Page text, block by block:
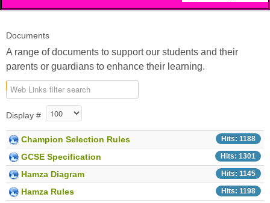
Documents
A range of documents to support our students and their
parents or guardians to enhance their learning.
Unpublished COM_WEBLINKS_1_FILTER_LABEL
Display #
Hits: 1188
Champion Selection Rules
Hits: 1301
GCSE Specification
Hits: 1145
Hamza Diagram
Hits: 1198
Hamza Rules